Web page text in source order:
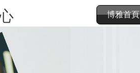
博雅首頁